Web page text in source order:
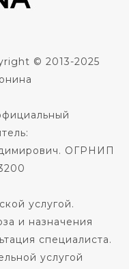
© 2013-2025
ОГРНИП
услугой.
и назначения
специалиста.
услугой